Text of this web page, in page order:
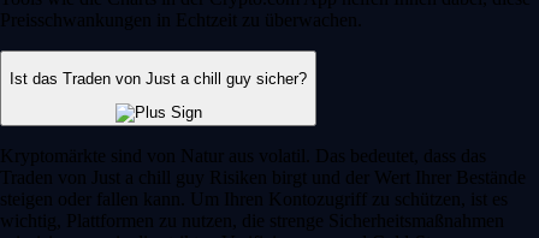
Preisschwankungen in Echtzeit zu überwachen.
Ist das Traden von Just a chill guy sicher?
Kryptomärkte sind von Natur aus volatil. Das bedeutet, dass das
Traden von Just a chill guy Risiken birgt und der Wert Ihrer Bestände
steigen oder fallen kann. Um Ihren Kontozugriff zu schützen, ist es
wichtig, Plattformen zu nutzen, die strenge Sicherheitsmaßnahmen